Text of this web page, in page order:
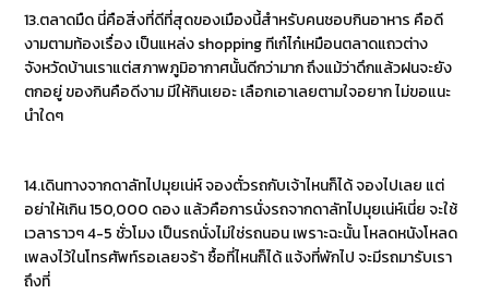
13.ตลาดมืด นี่คือสิ่งที่ดีที่สุดของเมืองนี้สำหรับคนชอบกินอาหาร คือดี
งามตามท้องเรื่อง เป็นแหล่ง shopping ทีเก๋ไก๋เหมือนตลาดแถวต่าง
จังหวัดบ้านเราแต่สภาพภูมิอากาศนั้นดีกว่ามาก ถึงแม้ว่าดึกแล้วฝนจะยัง
ตกอยู่ ของกินคือดีงาม มีให้กินเยอะ เลือกเอาเลยตามใจอยาก ไม่ขอแนะ
นำใดๆ
14.เดินทางจากดาลัทไปมุยเน่ห์ จองตั๋วรถกับเจ้าไหนก็ได้ จองไปเลย แต่
อย่าให้เกิน 150,000 ดอง แล้วคือการนั่งรถจากดาลัทไปมุยเน่ห์เนี่ย จะใช้
เวลาราวๆ 4-5 ชั่วโมง เป็นรถนั่งไม่ใช่รถนอน เพราะฉะนั้น โหลดหนังโหลด
เพลงไว้ในโทรศัพท์รอเลยจร้า ซื้อที่ไหนก็ได้ แจ้งที่พักไป จะมีรถมารับเรา
ถึงที่